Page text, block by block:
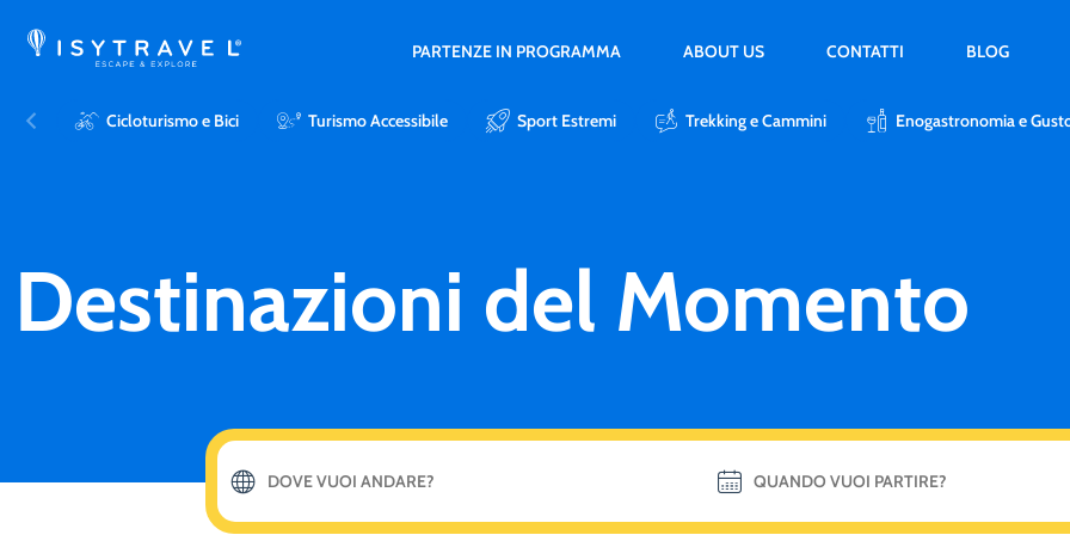
PARTENZE IN PROGRAMMA ABOUT US CONTATTI BLOG
Cicloturismo e Bici Turismo Accessibile Sport Estremi Trekking e Cammini Enogastronomia e
Destinazioni del Momento